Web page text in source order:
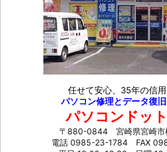
任せて安心、35年の信
パソコン修理とデータ復
パソコンドッ
〒880-0844 宮崎県宮崎市
電話 0985-23-1784FAX